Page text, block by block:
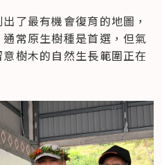
了最有機會復育的地圖，
常原生樹種是首選，但氣
樹木的自然生長範圍正在